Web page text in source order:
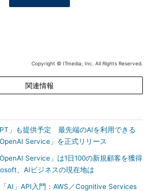
Copyright © ITmedia, Inc. All Rights Reserved.
関連情報
」も提供予定 最先端のAIを利用できる
OpenAI Service」を正式リリース
OpenAI Service」は1日100の新規顧客を獲得
、AIビジネスの現在地は
AI」API入門：AWS／Cognitive Services